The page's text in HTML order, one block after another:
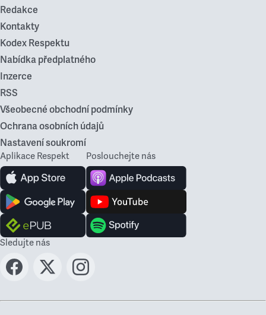
Redakce
Kontakty
Kodex Respektu
Nabídka předplatného
Inzerce
RSS
Všeobecné obchodní podmínky
Ochrana osobních údajů
Nastavení soukromí
Aplikace Respekt Poslouchejte nás
Sledujte nás